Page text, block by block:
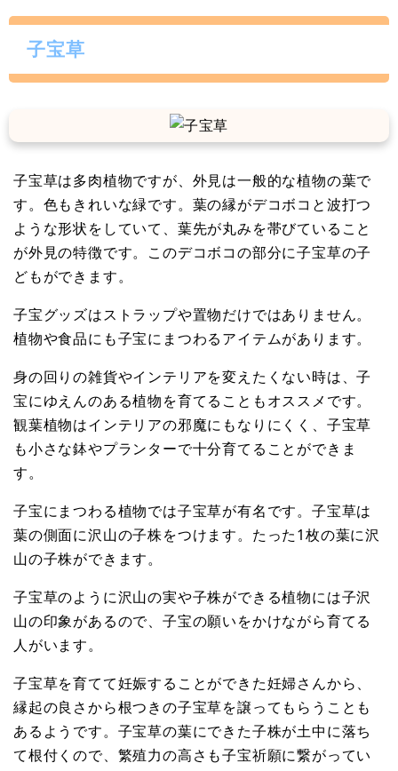
子宝草
子宝草は多肉植物ですが、外見は一般的な植物の葉で
す。色もきれいな緑です。葉の縁がデコボコと波打つ
ような形状をしていて、葉先が丸みを帯びていること
が外見の特徴です。このデコボコの部分に子宝草の子
どもができます。
子宝グッズはストラップや置物だけではありません。
植物や食品にも子宝にまつわるアイテムがあります。
身の回りの雑貨やインテリアを変えたくない時は、子
宝にゆえんのある植物を育てることもオススメです。
観葉植物はインテリアの邪魔にもなりにくく、子宝草
も小さな鉢やプランターで十分育てることができま
す。
子宝にまつわる植物では子宝草が有名です。子宝草は
葉の側面に沢山の子株をつけます。たった1枚の葉に沢
山の子株ができます。
子宝草のように沢山の実や子株ができる植物には子沢
山の印象があるので、子宝の願いをかけながら育てる
人がいます。
子宝草を育てて妊娠することができた妊婦さんから、
縁起の良さから根つきの子宝草を譲ってもらうことも
あるようです。子宝草の葉にできた子株が土中に落ち
て根付くので、繁殖力の高さも子宝祈願に繋がってい